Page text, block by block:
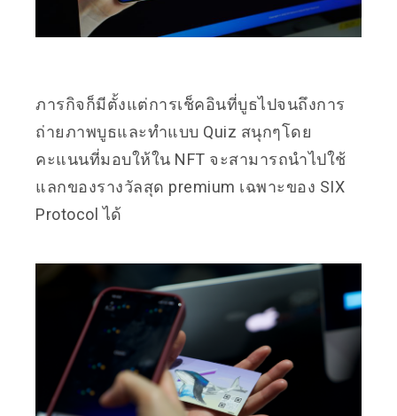
ภารกิจก็มีตั้งแต่การเช็คอินที่บูธไปจนถึงการ
ถ่ายภาพบูธและทำแบบ Quiz สนุกๆโดย
คะแนนที่มอบให้ใน NFT จะสามารถนำไปใช้
แลกของรางวัลสุด premium เฉพาะของ SIX
Protocol ได้